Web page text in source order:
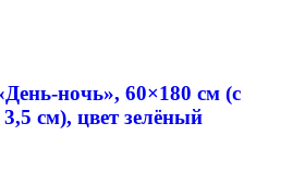
ночь», 60×180 см (с
см), цвет зелёный